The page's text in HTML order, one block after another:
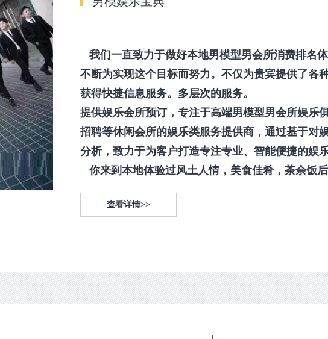
我们一直致力于做好本地男模型男会所消费排名
不断为实现这个目标而努力。不仅为贵宾提供了各
获得快捷信息服务。多层次的服务。
提供娱乐会所预订，专注于高端男模型男会所娱乐
招聘等休闲会所的娱乐类服务提供商，通过基于对
分析，致力于为客户打造专注专业、智能便捷的娱乐
你来到本地体验过风土人情，美食佳肴，茶余饭
查看详情>>